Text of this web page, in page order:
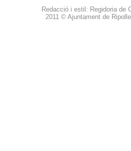
Redacció i estil: Regidoria
2011 © Ajuntament de